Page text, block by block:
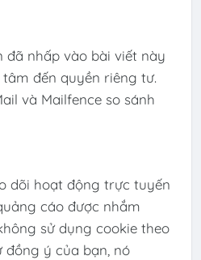
đã nhấp vào bài viết này
đến quyền riêng tư.
và Mailfence so sánh
dõi hoạt động trực tuyến
cáo được nhắm
sử dụng cookie theo
đồng ý của bạn, nó